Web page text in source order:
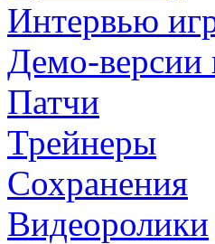
Интервью
Демо-версии
Патчи
Трейнеры
Сохранения
Видеоролики